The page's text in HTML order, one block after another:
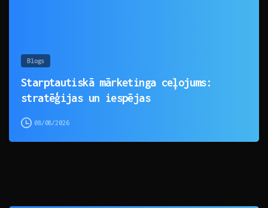
Blogs
Starptautiskā mārketinga ceļojums:
stratēģijas un iespējas
08/08/2026